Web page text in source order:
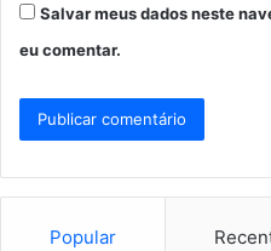
Salvar meus dados neste
eu comentar.
Popular